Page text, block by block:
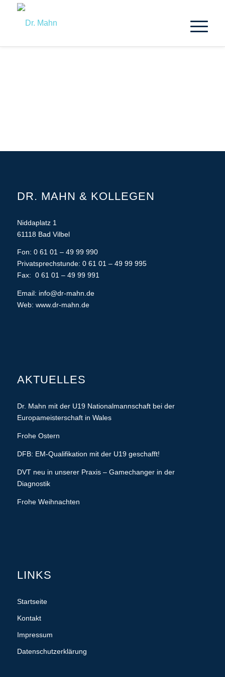
DR. MAHN & KOLLEGEN
Niddaplatz 1
61118 Bad Vilbel
Fon: 0 61 01 – 49 99 990
Privatsprechstunde: 0 61 01 – 49 99 995
Fax: 0 61 01 – 49 99 991
Email: info@dr-mahn.de
Web: www.dr-mahn.de
AKTUELLES
Dr. Mahn mit der U19 Nationalmannschaft bei der
Europameisterschaft in Wales
Frohe Ostern
DFB: EM-Qualifikation mit der U19 geschafft!
DVT neu in unserer Praxis – Gamechanger in der
Diagnostik
Frohe Weihnachten
LINKS
Startseite
Kontakt
Impressum
Datenschutzerklärung